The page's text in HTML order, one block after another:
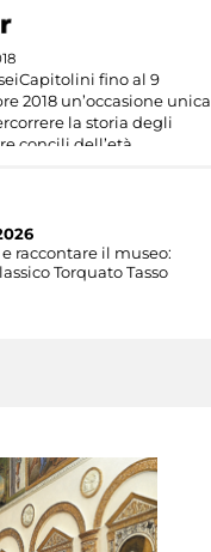
fino al 9
2018 un’occasione unica
la storia degli
concili dell’età
raccontare il museo:
Torquato Tasso